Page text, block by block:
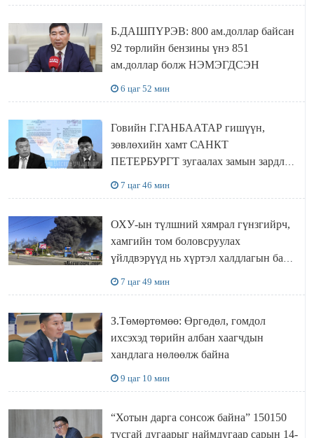
Б.ДАШПҮРЭВ: 800 ам.доллар байсан
92 төрлийн бензины үнэ 851
ам.доллар болж НЭМЭГДСЭН
6 цаг 52 мин
Говийн Г.ГАНБААТАР гишүүн,
зөвлөхийн хамт САНКТ
ПЕТЕРБУРГТ зугаалах замын зардлаа
7 цаг 46 мин
ОХУ-ын түлшний хямрал гүнзгийрч,
хамгийн том боловсруулах
үйлдвэрүүд нь хүртэл халдлагын бай
7 цаг 49 мин
З.Төмөртөмөө: Өргөдөл, гомдол
ихсэхэд төрийн албан хаагчдын
хандлага нөлөөлж байна
9 цаг 10 мин
“Хотын дарга сонсож байна” 150150
тусгай дугаарыг наймдугаар сарын 14-